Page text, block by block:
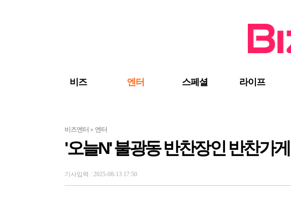
비즈 엔터 스페셜 라이프
비즈엔터 > 엔터
'오늘N' 불광동 반찬장인 반찬가
기사입력 : 2025-08-13 17:50